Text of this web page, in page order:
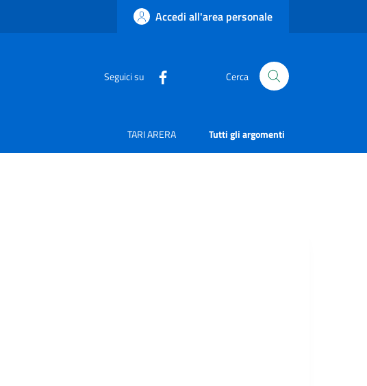
Accedi all'area personale
Seguici su Cerca
TARI ARERA Tutti gli argomenti